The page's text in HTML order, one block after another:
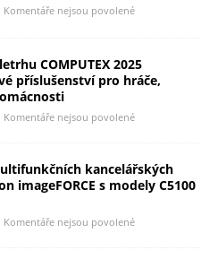
Komentáře nejsou povolené
COMPUTEX 2025
příslušenství pro hráče,
Komentáře nejsou povolené
kancelářských
imageFORCE s modely C5100
Komentáře nejsou povolené